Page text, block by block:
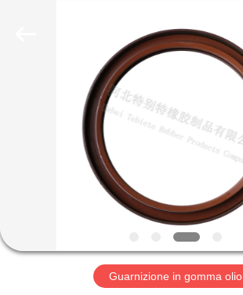
PRODOTTI
GIRO
Guarnizione in gomma olio